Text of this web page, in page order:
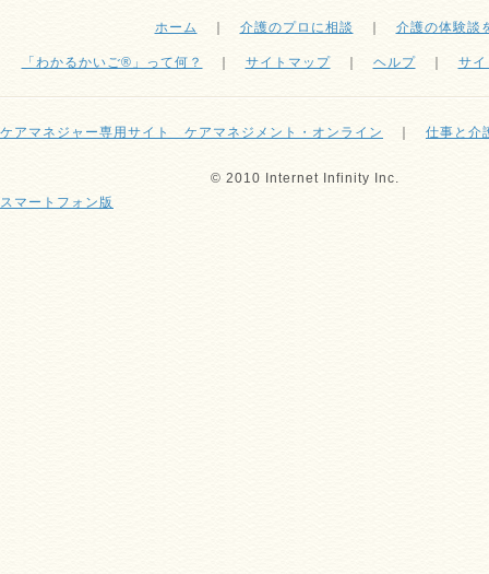
ホーム 介護のプロに相談 介護の体験談
「わかるかいご®」って何？ サイトマップ｜ ヘルプ｜ サ
ケアマネジャー専用サイト ケアマネジメント・オンライン 仕事と介
© 2010 Internet Infinity Inc.
スマートフォン版